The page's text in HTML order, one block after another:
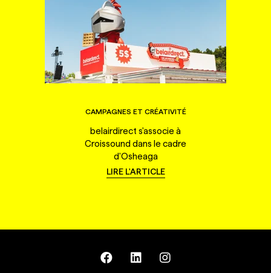
CAMPAGNES ET CRÉATIVITÉ
belairdirect s'associe à
Croissound dans le cadre
d'Osheaga
LIRE L'ARTICLE